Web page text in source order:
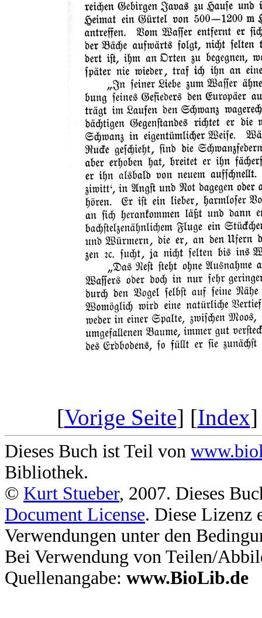
[Vorige Seite] [Index
Dieses Buch ist Teil von
Bibliothek.
© Kurt Stueber, 2007. Dieses
Document License. Diese Lizenz
Verwendungen unter den
Bei Verwendung von Teilen/
Quellenangabe: www.BioLib.de